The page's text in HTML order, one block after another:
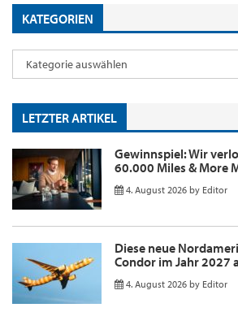
KATEGORIEN
LETZTER ARTIKEL
Gewinnspiel: Wir
60.000 Miles & More
4. August 2026 by Editor
Diese neue
Condor im Jahr 2027
4. August 2026 by Editor